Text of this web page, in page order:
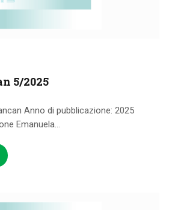
5/2025
Anno di pubblicazione: 2025
Emanuela...